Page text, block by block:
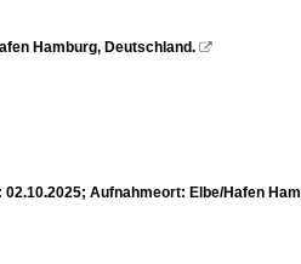
Hamburg, Deutschland. 
Aufnahmeort: Elbe/Hafen